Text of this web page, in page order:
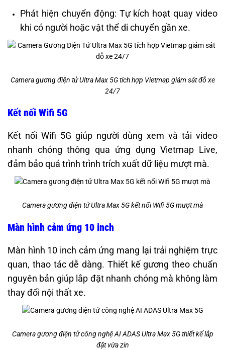
Phát hiện chuyển động: Tự kích hoạt quay video
khi có người hoặc vật thể di chuyển gần xe.
Camera gương điện tử Ultra Max 5G tích hợp Vietmap giám sát đỗ xe
24/7
Kết nối Wifi 5G
Kết nối Wifi 5G giúp người dùng xem và tải video
nhanh chóng thông qua ứng dụng Vietmap Live,
đảm bảo quá trình trình trích xuất dữ liệu mượt mà.
Camera gương điện tử Ultra Max 5G kết nối Wifi 5G mượt mà
Màn hình cảm ứng 10 inch
Màn hình 10 inch cảm ứng mang lại trải nghiệm trực
quan, thao tác dễ dàng. Thiết kế gương theo chuẩn
nguyên bản giúp lắp đặt nhanh chóng mà không làm
thay đổi nội thất xe.
Camera gương điện tử công nghệ AI ADAS Ultra Max 5G thiết kế lắp
đặt vừa zin